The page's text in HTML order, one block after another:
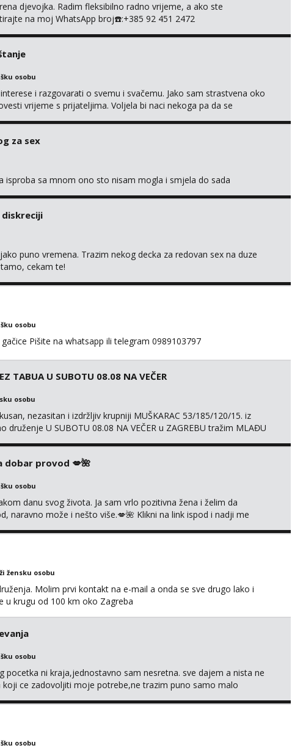
djevojka. Radim fleksibilno radno vrijeme, a ako ste
na moj WhatsApp broj☎️:+385 92 451 2472
osobu
i razgovarati o svemu i svačemu. Jako sam strastvena oko
vrijeme s prijateljima. Voljela bi naci nekoga pa da se
za sex
isproba sa mnom ono sto nisam mogla i smjela do sada
puno vremena. Trazim nekog decka za redovan sex na duze
cekam te!
osobu
Pišite na whatsapp ili telegram 0989103797
TABUA U SUBOTU 08.08 NA VEČER
osobu
nezasitan i izdržljiv krupniji MUŠKARAC 53/185/120/15. iz
druženje U SUBOTU 08.08 NA VEČER u ZAGREBU tražim MLAĐU
dobar provod 💋🌺
osobu
danu svog života. Ja sam vrlo pozitivna žena i želim da
naravno može i nešto više.💋🌺 Klikni na link ispod i nadji me
žensku osobu
Molim prvi kontakt na e-mail a onda se sve drugo lako i
krugu od 100 km oko Zagreba
osobu
pocetka ni kraja,jednostavno sam nesretna. sve dajem a nista ne
ce zadovoljiti moje potrebe,ne trazim puno samo malo
osobu